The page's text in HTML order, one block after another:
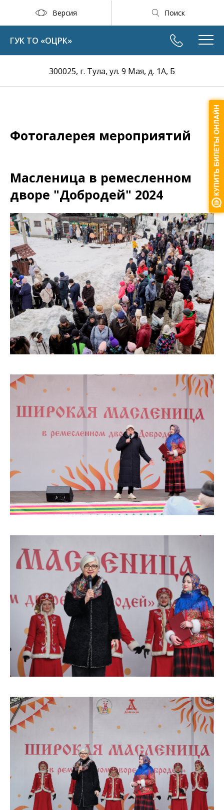
Версия Поиск
300025, г. Тула, ул. 9 Мая, д. 1А, Б
ГУК ТО «ОЦРК»
Фотогалерея мероприятий
Масленица в ремесленном
дворе "Добродей" 2024